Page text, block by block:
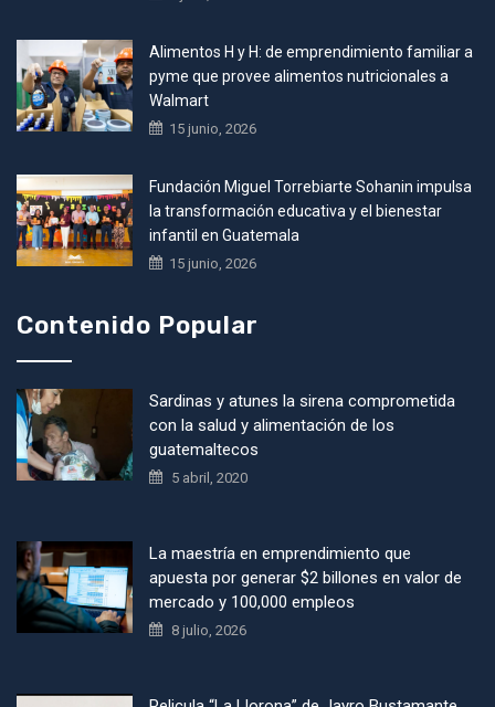
Alimentos H y H: de emprendimiento familiar a
pyme que provee alimentos nutricionales a
Walmart
15 junio, 2026
Fundación Miguel Torrebiarte Sohanin impulsa
la transformación educativa y el bienestar
infantil en Guatemala
15 junio, 2026
Contenido Popular
Sardinas y atunes la sirena comprometida
con la salud y alimentación de los
guatemaltecos
5 abril, 2020
La maestría en emprendimiento que
apuesta por generar $2 billones en valor de
mercado y 100,000 empleos
8 julio, 2026